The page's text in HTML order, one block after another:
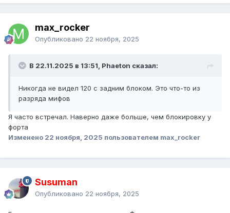
max_rocker
Опубликовано 22 ноября, 2025
В 22.11.2025 в 13:51, Phaeton сказал:
Никогда не видел 120 с задним блоком. Это что-то из
разряда мифов
Я часто встречал. Наверно даже больше, чем блокировку у
форта
Изменено 22 ноября, 2025 пользователем max_rocker
Susuman
Опубликовано 22 ноября, 2025